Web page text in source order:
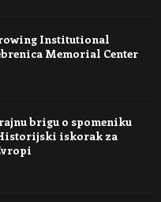
Institutional
Memorial Center
brigu o spomeniku
iskorak za